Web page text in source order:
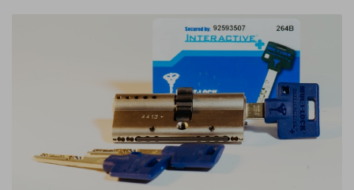
Alapvető sütik (kötelező)
Olyan sütik, amelyek szükségesek az
oldal megfelelő működéséhez, mint a
munkamenet (session) süti.
Mérési sütik
Olyan sütik, amelyek segítenek
megismerni számunkra a weboldal